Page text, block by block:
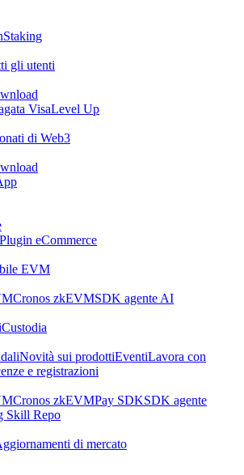
Staking
gli utenti
VisaLevel Up
di Web3
Plugin eCommerce
EVM
Cronos zkEVMSDK agente AI
Custodia
Novità sui prodottiEventiLavora con
e registrazioni
Cronos zkEVMPay SDKSDK agente
Skill Repo
di mercato